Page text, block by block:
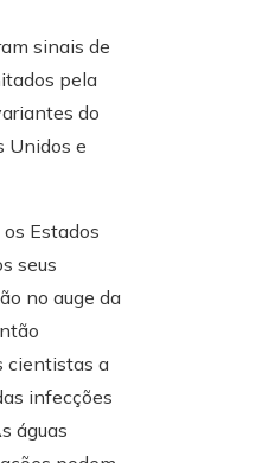
sinais de
pela
do
Unidos e
Estados
seus
no auge da
cientistas a
infecções
águas